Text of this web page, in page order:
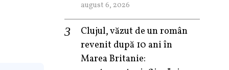
august 6, 2026
Clujul, văzut de un român
revenit după 10 ani în
Marea Britanie: